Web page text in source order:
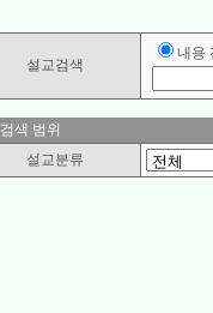
설교검색
내용
검색 범위
설교분류